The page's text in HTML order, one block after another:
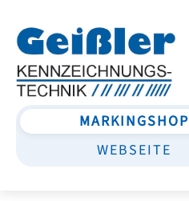
MARKINGSHOP
WEBSEITE